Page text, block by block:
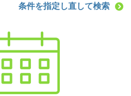
条件を指定し直して検索